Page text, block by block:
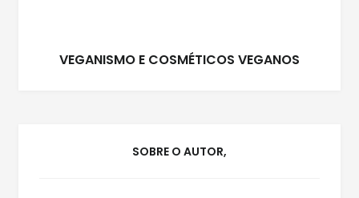
VEGANISMO E COSMÉTICOS VEGANOS
SOBRE O AUTOR,